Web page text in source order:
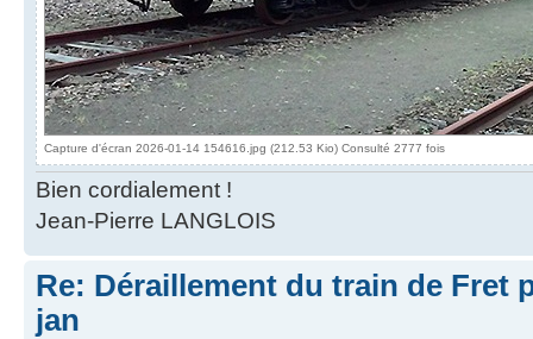
Capture d'écran 2026-01-14 154616.jpg (212.53 Kio) Consulté 2777 fois
Bien cordialement !
Jean-Pierre LANGLOIS
Re: Déraillement du train de Fret
jan